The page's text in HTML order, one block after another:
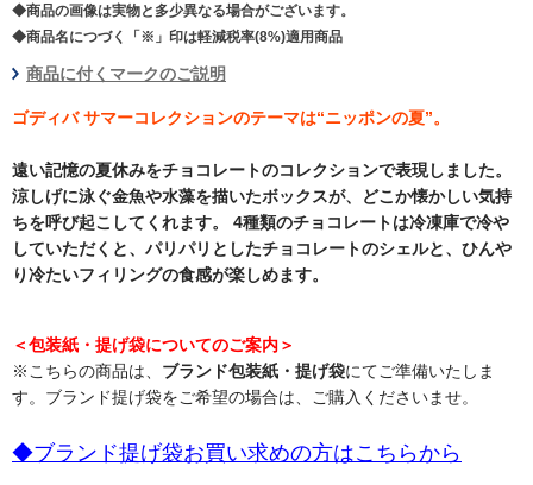
◆商品の画像は実物と多少異なる場合がございます。
◆商品名につづく「※」印は軽減税率(8%)適用商品
商品に付くマークのご説明
ゴディバ サマーコレクションのテーマは“ニッポンの夏”。
遠い記憶の夏休みをチョコレートのコレクションで表現しました。
涼しげに泳ぐ金魚や水藻を描いたボックスが、どこか懐かしい気持
ちを呼び起こしてくれます。 4種類のチョコレートは冷凍庫で冷や
していただくと、パリパリとしたチョコレートのシェルと、ひんや
り冷たいフィリングの食感が楽しめます。
＜包装紙・提げ袋についてのご案内＞
※こちらの商品は、 ブランド包装紙・提げ袋にてご準備いたしま
す。ブランド提げ袋をご希望の場合は、ご購入くださいませ。
◆ブランド提げ袋お買い求めの方はこちらから